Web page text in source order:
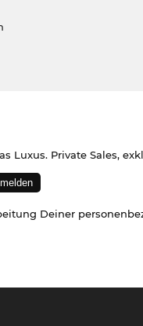
Luxus. Private Sales,
Deiner